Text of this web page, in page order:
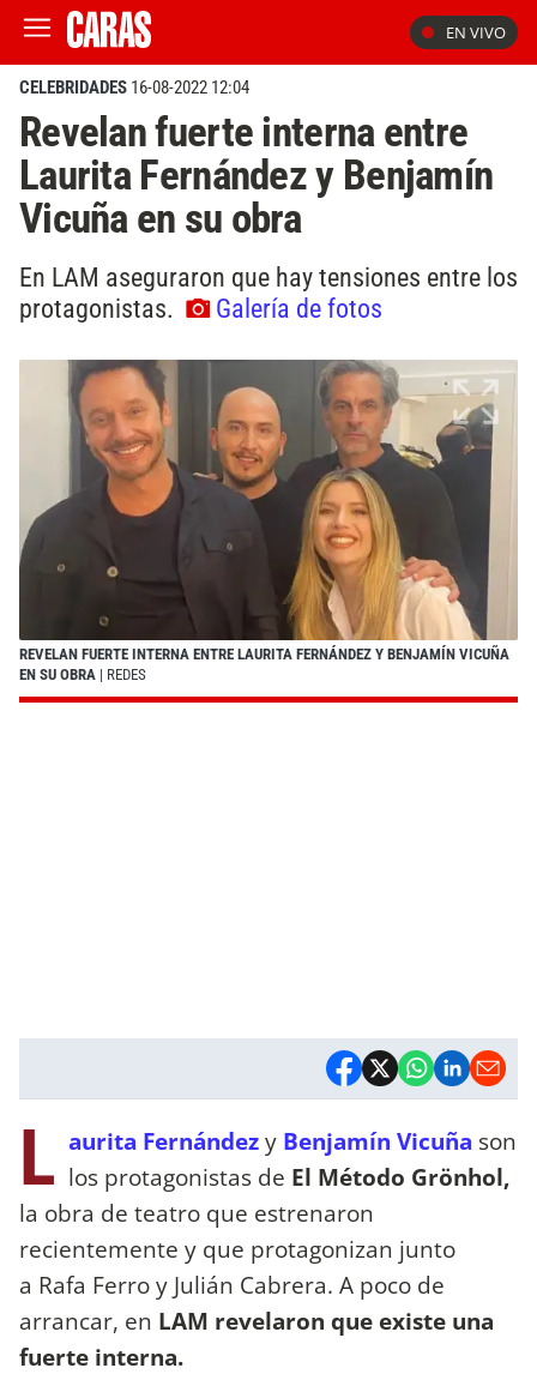
EN VIVO
CELEBRIDADES 16-08-2022 12:04
Revelan fuerte interna entre
Laurita Fernández y Benjamín
Vicuña en su obra
En LAM aseguraron que hay tensiones entre los
protagonistas.
Galería de fotos
REVELAN FUERTE INTERNA ENTRE LAURITA FERNÁNDEZ Y BENJAMÍN VICUÑA
EN SU OBRA | REDES
L aurita Fernándezy Benjamín Vicuña son
los protagonistas de El Método Grönhol,
la obra de teatro que estrenaron
recientemente y que protagonizan junto
a Rafa Ferro y Julián Cabrera. A poco de
arrancar, en LAM revelaron que existe una
fuerte interna.